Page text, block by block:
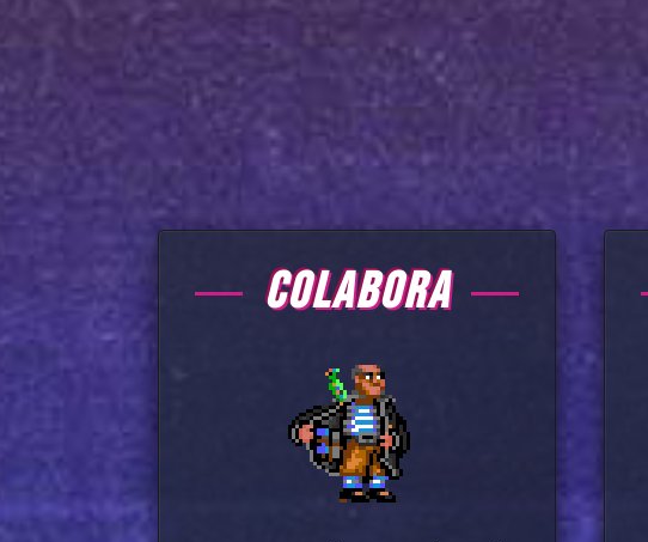
COLABORA